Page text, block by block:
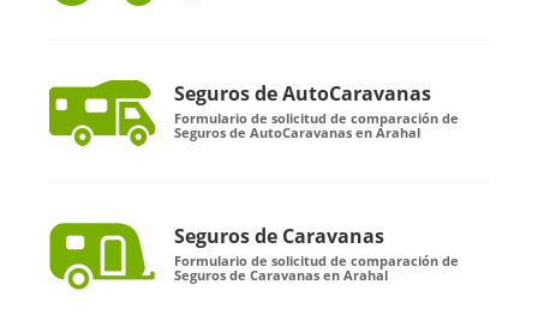
Seguros de AutoCaravanas
Formulario de solicitud de comparación de
Seguros de AutoCaravanas en Arahal
Seguros de Caravanas
Formulario de solicitud de comparación de
Seguros de Caravanas en Arahal